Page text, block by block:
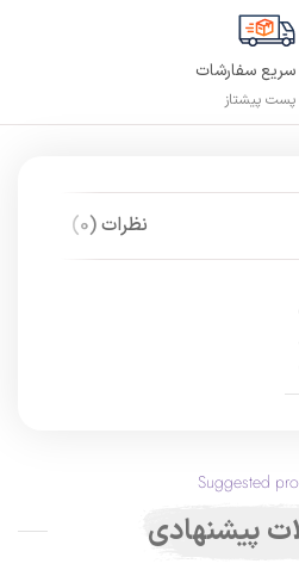
سریع سفارشات
پست پیشتاز
نظرات (0)
Suggested
پیشنهادی